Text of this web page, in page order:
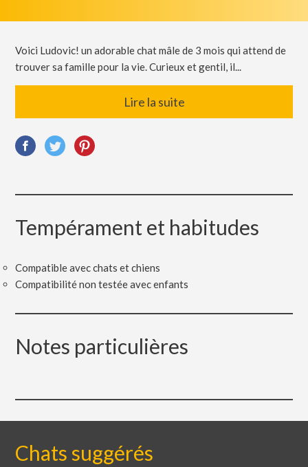
Voici Ludovic! un adorable chat mâle de 3 mois qui attend de
trouver sa famille pour la vie. Curieux et gentil, il...
Lire la suite
Tempérament et habitudes
Compatible avec chats et chiens
Compatibilité non testée avec enfants
Notes particulières
Chats suggérés